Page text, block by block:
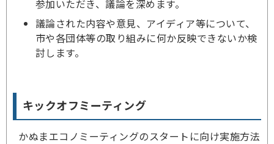
参加いただき、議論を深めます。
議論された内容や意見、アイディア等について、
市や各団体等の取り組みに何か反映できないか検
討します。
キックオフミーティング
かぬまエコノミーティングのスタートに向け実施方法